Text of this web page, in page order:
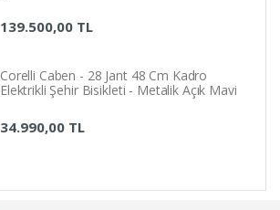
139.500,00 TL
Corelli Caben - 28 Jant 48 Cm Kadro
Elektrikli Şehir Bisikleti - Metalik Açık Mavi
34.990,00 TL